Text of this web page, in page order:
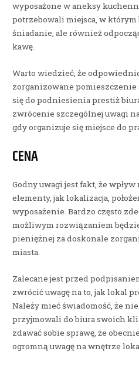
wyposażone w aneksy
potrzebowali miejsca, w
śniadanie, ale również
kawę.
Warto wiedzieć, że
zorganizowane
się do podniesienia prestiż
zwrócenie szczególnej uwagi
gdy organizuje się miejsce do
CENA
Godny uwagi jest fakt, że wpływ
elementy, jak lokalizacja,
wyposażenie. Bardzo często
możliwym rozwiązaniem
pieniężnej za doskonale
miasta.
Zalecane jest przed
zwrócić uwagę na to, jak lokal
Należy mieć świadomość, że
przyjmowali do biura swoich
zdawać sobie sprawę, że
ogromną uwagę na wnętrze